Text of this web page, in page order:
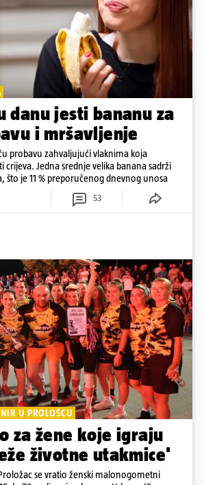
danu jesti bananu za
i mršavljenje
probavu zahvaljujući vlaknima koja
crijeva. Jedna srednje velika banana sadrži
što je 11 % preporučenog dnevnog unosa
53
U PROLOŠCU
za žene koje igraju
životne utakmice'
se vratio ženski malonogometni